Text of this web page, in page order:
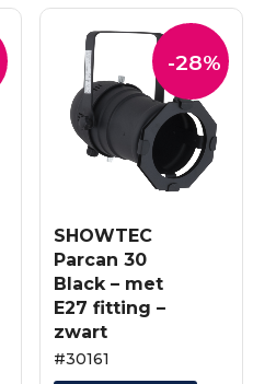
-28%
SHOWTEC
Parcan 30
Black – met
E27 fitting –
zwart
#30161